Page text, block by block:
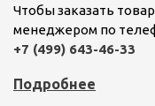
Чтобы заказать
менеджером по
+7 (499) 643-46-33
Подробнее